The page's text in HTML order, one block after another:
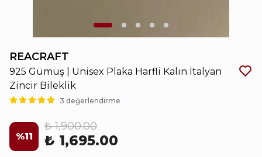
REACRAFT
925 Gümüş | Unisex Plaka Harfli Kalın İtalyan
Zincir Bileklik
3 değerlendirme
%11
₺ 1,900.00
₺ 1,695.00